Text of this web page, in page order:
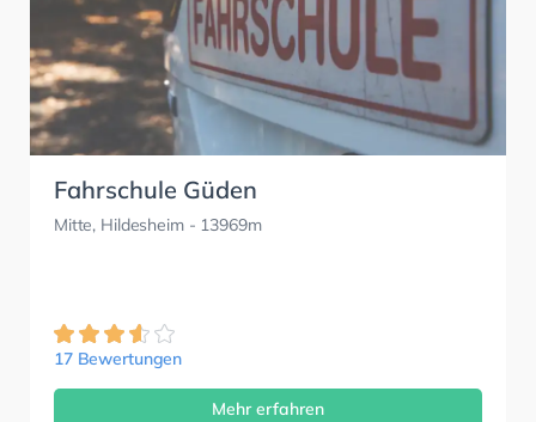
Fahrschule Güden
Mitte, Hildesheim- 13969m
17 Bewertungen
Mehr erfahren